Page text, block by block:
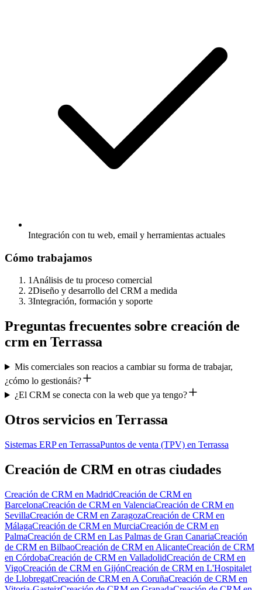
Integración con tu web, email y herramientas actuales
Cómo trabajamos
1 Análisis de tu proceso comercial
2Diseño y desarrollo del CRM a medida
3Integración, formación y soporte
Preguntas frecuentes sobre creación de
crm en Terrassa
Mis comerciales son reacios a cambiar su forma de trabajar,
¿cómo lo gestionáis?
¿El CRM se conecta con la web que ya tengo?
Otros servicios en Terrassa
Sistemas ERPen TerrassaPuntos de venta (TPV) en Terrassa
Creación de CRM en otras ciudades
Creación de CRM en MadridCreación de CRM en
BarcelonaCreación de CRM en ValenciaCreación de CRM en
SevillaCreación de CRM en ZaragozaCreación de CRM en
MálagaCreación de CRM en MurciaCreación de CRM en
PalmaCreación de CRM en Las Palmas de Gran CanariaCreación
de CRM en BilbaoCreación de CRM en AlicanteCreación de CRM
en CórdobaCreación de CRM en ValladolidCreación de CRM en
VigoCreación de CRM en GijónCreación de CRM en L'Hospitalet
de LlobregatCreación de CRM en A CoruñaCreación de CRM en